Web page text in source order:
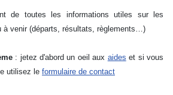
de toutes les informations utiles sur les
à venir (départs, résultats, règlements…)
: jetez d'abord un oeil aux aides et si vous
utilisez le formulaire de contact